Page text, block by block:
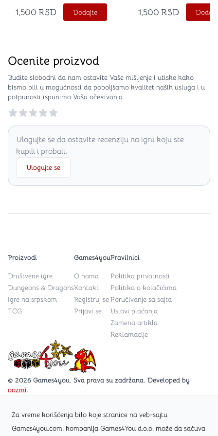
Za vreme korišćenja bilo koje stranice na veb-sajtu
Games4you.com, kompanija Games4You d.o.o. može da sačuva
1,500 RSD Dodajte 1,500 RSD
Ocenite proizvod
Budite slobodni da nam ostavite Vaše mišljenje i utiske kako
bismo bili u mogućnosti da poboljšamo kvalitet naših usluga i u
potpunosti ispunimo Vaša očekivanja.
Reviews
Ulogujte se da ostavite recenziju na igru koju ste
kupili i probali.
Ulogujte se
Games4you logo
© 2026 Games4you. Sva prava su zadržana. Developed by
oozmi.
Posetite Facebook stranicu /Games4you.rs
Proizvodi
Društvene igre
Dungeons & Dragons
Igre na srpskom
TCG
Games4you
O nama
Kontakt
Registruj se
Prijavi se
Pravilnici
Politika privatnosti
Politika o kolačićima
Poručivanje sa sajta
Uslovi plaćanja
Zamena artikla
Reklamacije